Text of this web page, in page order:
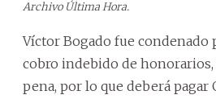
Archivo Última Hora.
Víctor Bogado fue
cobro indebido de
pena, por lo que deberá pagar